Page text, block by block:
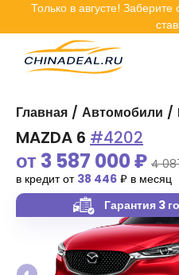
Только в августе! Заберите
Главная Автомобили
Гарантия 3
от 3 587 000₽ 4
в кредит от 38 446 ₽ в месяц
MAZDA 6 #4202